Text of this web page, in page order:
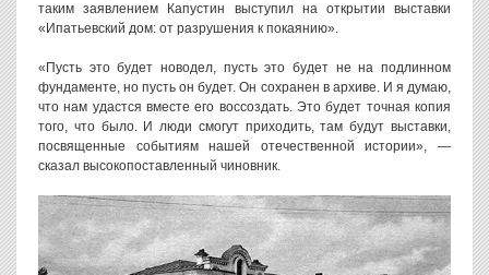
таким заявлением Капустин выступил на открытии выставки
«Ипатьевский дом: от разрушения к покаянию».
«Пусть это будет новодел, пусть это будет не на подлинном
фундаменте, но пусть он будет. Он сохранен в архиве. И я думаю,
что нам удастся вместе его воссоздать. Это будет точная копия
того, что было. И люди смогут приходить, там будут выставки,
посвященные событиям нашей отечественной истории», —
сказал высокопоставленный чиновник.